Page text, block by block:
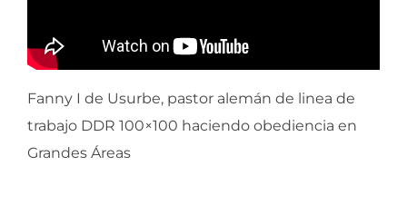
Fanny I de Usurbe, pastor alemán de linea de
trabajo DDR 100×100 haciendo obediencia en
Grandes Áreas